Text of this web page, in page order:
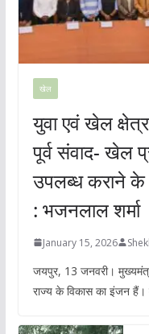
खेल
युवा एवं खेल
पूर्व संवाद- खेल
उपलब्ध कराने के
: भजनलाल शर्मा
January 15, 2026
जयपुर, 13 जनवरी।
राज्य के विकास का इंजन हैं।